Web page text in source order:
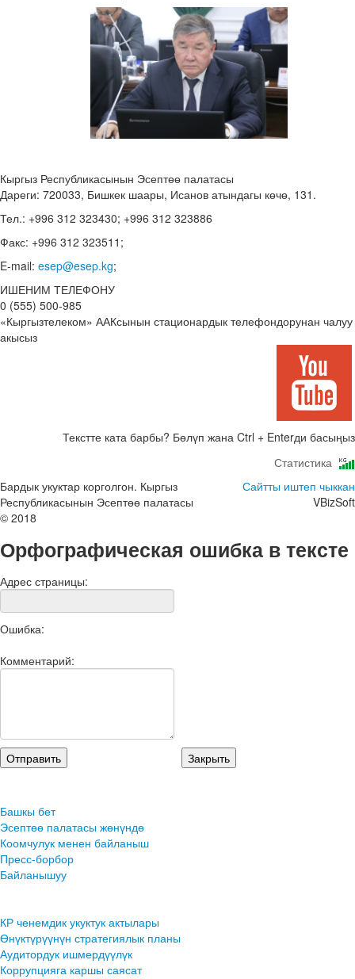
Кыргыз Республикасынын Эсептөө палатасы
Дареги: 720033, Бишкек шаары, Исанов атындагы көчө, 131.
Тел.: +996 312 323430; +996 312 323886
Факс: +996 312 323511;
E-mail: esep@esep.kg;
ИШЕНИМ ТЕЛЕФОНУ
0 (555) 500-985
«Кыргызтелеком» ААКсынын стационардык телефондорунан чалуу
акысыз
Текстте ката барбы? Бөлүп жана Ctrl + Enterди басыңыз
Статистика
Бардык укуктар корголгон. Кыргыз
Республикасынын Эсептөө палатасы
© 2018
Сайтты иштеп чыккан
VBizSoft
Орфографическая ошибка в тексте
Адрес страницы:
Ошибка:
Комментарий:
Башкы бет
Эсептөө палатасы жөнүндө
Коомчулук менен байланыш
Пресс-борбор
Байланышуу
КР ченемдик укуктук актылары
Өнүктүрүүнүн стратегиялык планы
Аудитордук ишмердүүлүк
Коррупцияга каршы саясат